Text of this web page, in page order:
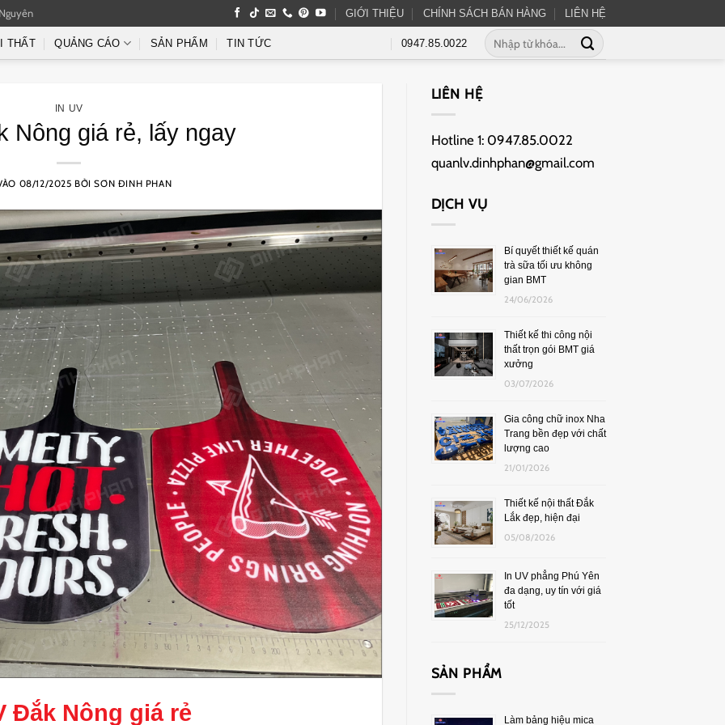
GIỚI THIỆU CHÍNH SÁCH BÁN HÀNG LIÊN HỆ
THẤT QUẢNG CÁO SẢN PHẨM TIN TỨC 0947.85.0022
IN UV
Nông giá rẻ, lấy ngay
08/12/2025 BỞISƠN ĐINH PHAN
Đắk Nông giá rẻ
LIÊN HỆ
Hotline 1: 0947.85.0022
quanlv.dinhphan@gmail.com
DỊCH VỤ
Bí quyết thiết kế quán
trà sữa tối ưu không
gian BMT
24/06/2026
Thiết kế thi công nội
thất trọn gói BMT giá
xưởng
03/07/2026
Gia công chữ inox Nha
Trang bền đẹp với chất
lượng cao
21/01/2026
Thiết kế nội thất Đắk
Lắk đẹp, hiện đại
05/08/2026
In UV phẳng Phú Yên
đa dạng, uy tín với giá
tốt
25/12/2025
SẢN PHẨM
Làm bảng hiệu mica